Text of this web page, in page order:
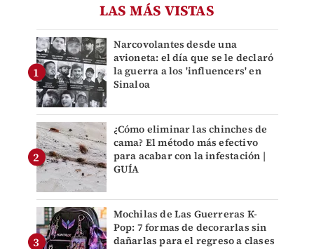
LAS MÁS VISTAS
Narcovolantes desde una
avioneta: el día que se le declaró
la guerra a los 'influencers' en
Sinaloa
¿Cómo eliminar las chinches de
cama? El método más efectivo
para acabar con la infestación |
GUÍA
Mochilas de Las Guerreras K-
Pop: 7 formas de decorarlas sin
dañarlas para el regreso a clases